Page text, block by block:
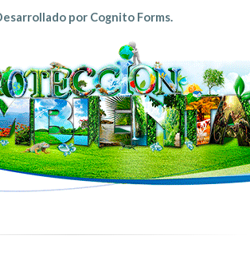
por Cognito Forms.